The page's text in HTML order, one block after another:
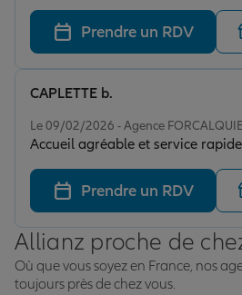
Prendre un RDV
Le 09/02/2026 - Agence
Accueil agréable et service
CAPLETTE b.
Prendre un RDV
Allianz proche de
Où que vous soyez en France, nos
toujours près de chez vous.